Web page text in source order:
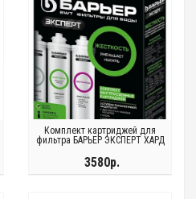
Комплект картриджей для
фильтра БАРЬЕР ЭКСПЕРТ ХАРД
3580р.